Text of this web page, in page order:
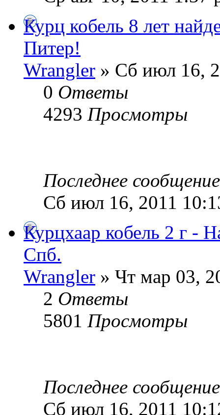
Курц кобель 8 лет
Питер!
Wrangler » Сб июл 16,
0 Ответы
4293 Просмотры
Последнее
Сб июл 16, 2011
Курцхаар кобель 2 г -
Спб.
Wrangler » Чт мар 03,
2 Ответы
5801 Просмотры
Последнее
Сб июл 16, 2011